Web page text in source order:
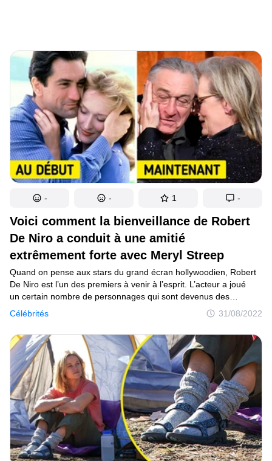
Voici comment la bienveillance de Robert
De Niro a conduit à une amitié
extrêmement forte avec Meryl Streep
Célébrités 31/08/2022
Quand on pense aux stars du grand écran hollywoodien, Robert
De Niro est l’un des premiers à venir à l’esprit. L’acteur a joué
un certain nombre de personnages qui sont devenus des
classiques dans le monde entier, mais c’est son charisme qui
le rend si attachant. Meryl Streep, actrice également acclamée,
a été l’une des premières à être témoin de la bienveillance
de Robert De Niro.
- - 1 -